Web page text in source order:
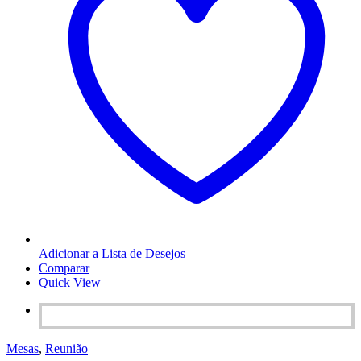
Adicionar a Lista de Desejos
Comparar
Quick View
Mesas, Reunião